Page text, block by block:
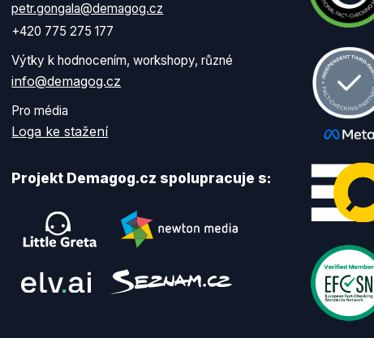
petr.gongala@demagog.cz
+420 775 275 177
Výtky k hodnocením, workshopy, různé
info@demagog.cz
Pro média
Loga ke stažení
Projekt Demagog.cz spolupracuje s: